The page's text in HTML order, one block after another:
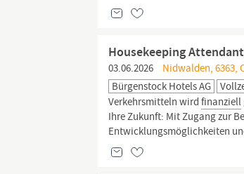
Housekeeping
03.06.2026
Nidwalden, 6363,
Bürgenstock Hotels AG
Verkehrsmitteln wirdfinanziell
Ihre Zukunft: Mit Zugang zur
Entwicklungsmöglichkeiten